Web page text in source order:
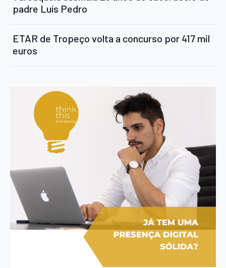
padre Luís Pedro
ETAR de Tropeço volta a concurso por 417 mil
euros